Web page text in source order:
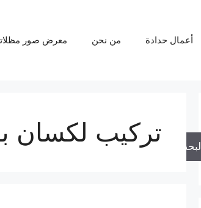
أعمال حدادة من نحن معرض صور
تركيب لكسان
البحث